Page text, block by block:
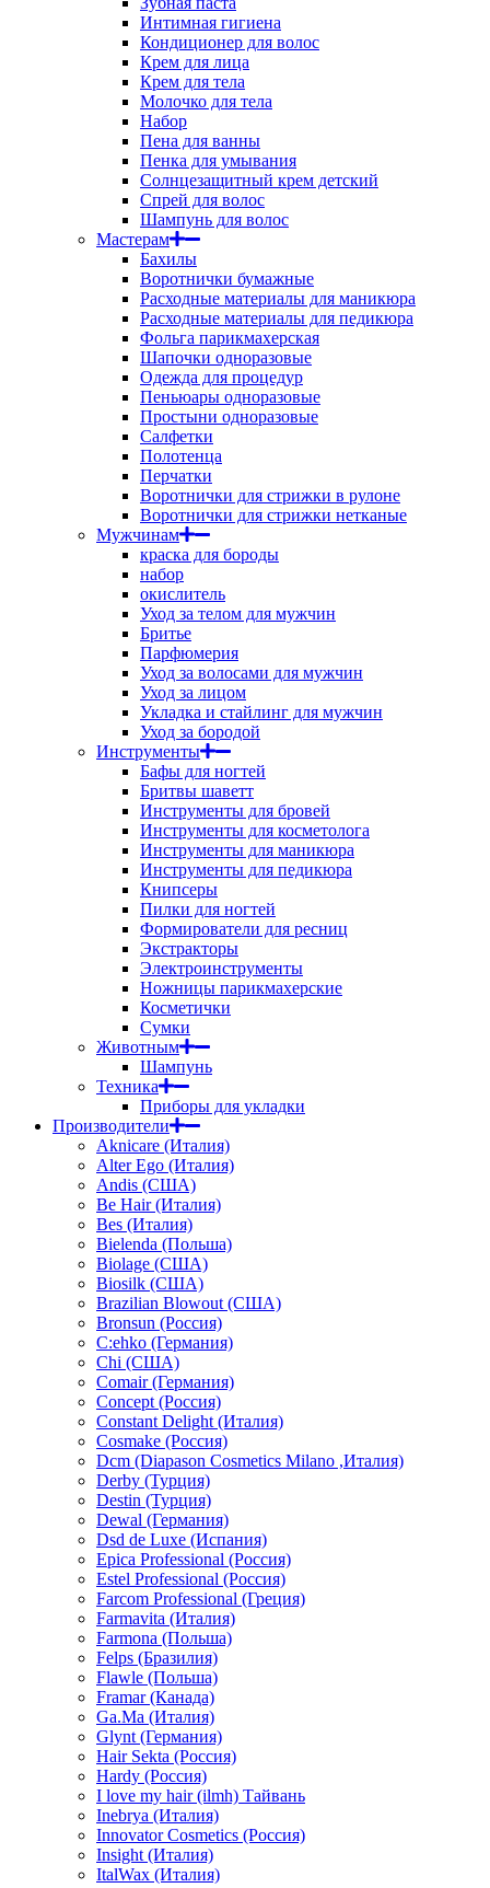
Интимная гигиена
Кондиционер для волос
Крем для лица
Крем для тела
Молочко для тела
Набор
Пена для ванны
Пенка для умывания
Солнцезащитный крем детский
Спрей для волос
Шампунь для волос
Мастерам
Бахилы
Воротнички бумажные
Расходные материалы для маникюра
Расходные материалы для педикюра
Фольга парикмахерская
Шапочки одноразовые
Одежда для процедур
Пеньюары одноразовые
Простыни одноразовые
Салфетки
Полотенца
Перчатки
Воротнички для стрижки в рулоне
Воротнички для стрижки нетканые
Мужчинам
краска для бороды
набор
окислитель
Уход за телом для мужчин
Бритье
Парфюмерия
Уход за волосами для мужчин
Уход за лицом
Укладка и стайлинг для мужчин
Уход за бородой
Инструменты
Бафы для ногтей
Бритвы шаветт
Инструменты для бровей
Инструменты для косметолога
Инструменты для маникюра
Инструменты для педикюра
Книпсеры
Пилки для ногтей
Формирователи для ресниц
Экстракторы
Электроинструменты
Ножницы парикмахерские
Косметички
Сумки
Животным
Шампунь
Техника
Приборы для укладки
Производители
Aknicare (Италия)
Alter Ego (Италия)
Andis (США)
Be Hair (Италия)
Bes (Италия)
Bielenda (Польша)
Biolage (США)
Biosilk (США)
Brazilian Blowout (США)
Bronsun (Россия)
C:ehko (Германия)
Chi (США)
Comair (Германия)
Concept (Россия)
Constant Delight (Италия)
Cosmake (Россия)
Dcm (Diapason Cosmetics Milano ,Италия)
Derby (Турция)
Destin (Турция)
Dewal (Германия)
Dsd de Luxe (Испания)
Epica Professional (Россия)
Estel Professional (Россия)
Farcom Professional (Греция)
Farmavita (Италия)
Farmona (Польша)
Felps (Бразилия)
Flawle (Польша)
Framar (Канада)
Ga.Ma (Италия)
Glynt (Германия)
Hair Sekta (Россия)
Hardy (Россия)
I love my hair (ilmh) Тайвань
Inebrya (Италия)
Innovator Cosmetics (Россия)
Insight (Италия)
ItalWax (Италия)